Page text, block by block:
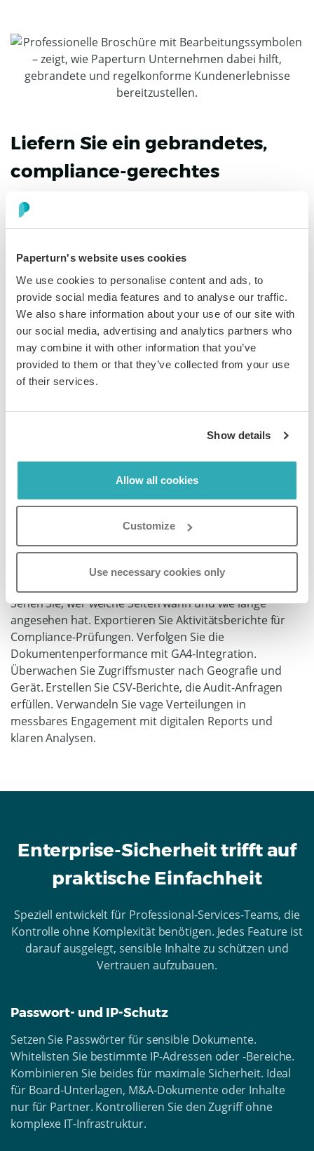
Paperturn's website uses cookies
We use cookies to personalise content and ads, to
provide social media features and to analyse our traffic.
We also share information about your use of our site with
our social media, advertising and analytics partners who
may combine it with other information that you’ve
provided to them or that they’ve collected from your use
of their services.
Show details
Allow all cookies
Customize
Use necessary cookies only
Liefern Sie ein gebrandetes,
compliance-gerechtes
Kundenerlebnis
Jeder Kontaktpunkt spiegelt die Standards Ihres
Domain. Zeigen Sie erforderliche Disclaimer auf Seite
null an. Planen Sie Dokumente so, dass sie nach
Prüfzeiträumen ablaufen. Präsentieren Sie
professionelle Materialien, die Vertrauen schaffen, vom
ersten Pitch bis zum finalen Angebot. Ihr Ruf ist bei
jeder Ansicht geschützt.
Verfolgen Sie Engagement und
weisen Sie Compliance einfach
Sehen Sie, wer welche Seiten wann und wie lange
angesehen hat. Exportieren Sie Aktivitätsberichte für
Compliance-Prüfungen. Verfolgen Sie die
Dokumentenperformance mit GA4-Integration.
Überwachen Sie Zugriffsmuster nach Geografie und
Gerät. Erstellen Sie CSV-Berichte, die Audit-Anfragen
erfüllen. Verwandeln Sie vage Verteilungen in
messbares Engagement mit digitalen Reports und
klaren Analysen.
Enterprise-Sicherheit trifft auf
praktische Einfachheit
Speziell entwickelt für Professional-Services-Teams, die
Kontrolle ohne Komplexität benötigen. Jedes Feature ist
darauf ausgelegt, sensible Inhalte zu schützen und
Vertrauen aufzubauen.
Passwort- und IP-Schutz
Setzen Sie Passwörter für sensible Dokumente.
Whitelisten Sie bestimmte IP-Adressen oder -Bereiche.
Kombinieren Sie beides für maximale Sicherheit. Ideal
für Board-Unterlagen, M&A-Dokumente oder Inhalte
nur für Partner. Kontrollieren Sie den Zugriff ohne
komplexe IT-Infrastruktur.